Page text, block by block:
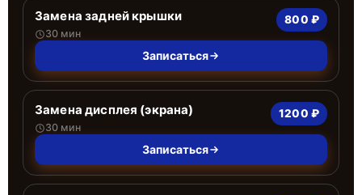
Замена задней крышки
30 мин
800 ₽
Записаться
Замена дисплея (экрана)
30 мин
1200 ₽
Записаться